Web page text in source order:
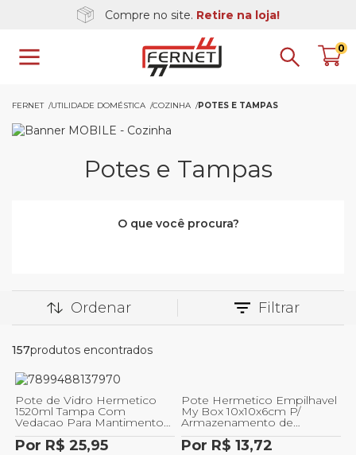
0
Compre no site. Retire na loja!
FERNET UTILIDADE DOMÉSTICA COZINHA POTES E TAMPAS
Potes e Tampas
O que você procura?
Ordenar Filtrar
157produtos encontrados
Pote de Vidro Hermetico
1520ml Tampa Com
Vedacao Para Mantimentos
e Alimentos 1un
Por R$ 25,95
Pote Hermetico Empilhavel
My Box 10x10x6cm P/
Armazenamento de
Alimentos 230ml
Por R$ 13,72